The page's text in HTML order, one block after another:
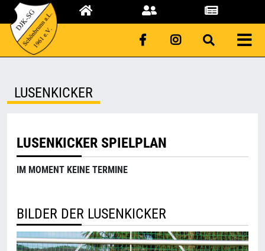
LUSENKICKER
LUSENKICKER SPIELPLAN
IM MOMENT KEINE TERMINE
BILDER DER LUSENKICKER